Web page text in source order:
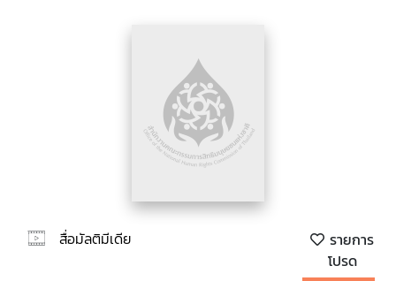
สื่อมัลติมีเดีย
รายการ
โปรด